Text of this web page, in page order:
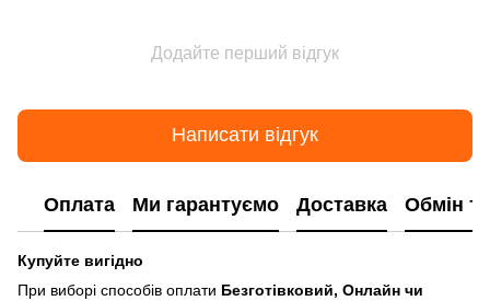
Додайте перший відгук
Написати відгук
Оплата Ми гарантуємо Доставка Обмін
Купуйте вигідно
При виборі способів оплати Безготівковий, Онлайн чи